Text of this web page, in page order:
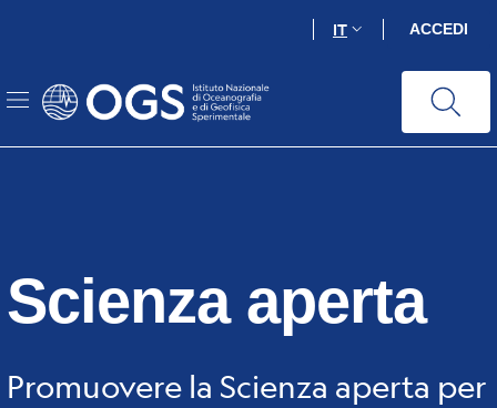
principale
IT ACCEDI
Scienza aperta
Promuovere la Scienza aperta per